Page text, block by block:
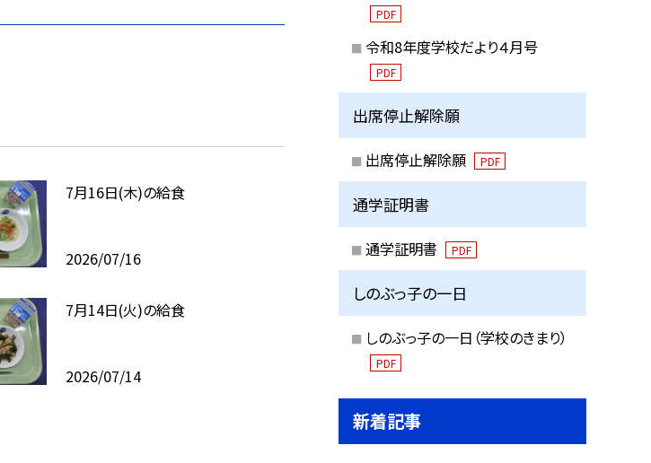
7月16日(木)の給食
2026/07/16
7月14日(火)の給食
2026/07/14
PDF
令和8年度学校だより４月号
PDF
出席停止解除願
出席停止解除願 PDF
通学証明書
通学証明書 PDF
しのぶっ子の一日
しのぶっ子の一日（学校のきまり）
PDF
新着記事